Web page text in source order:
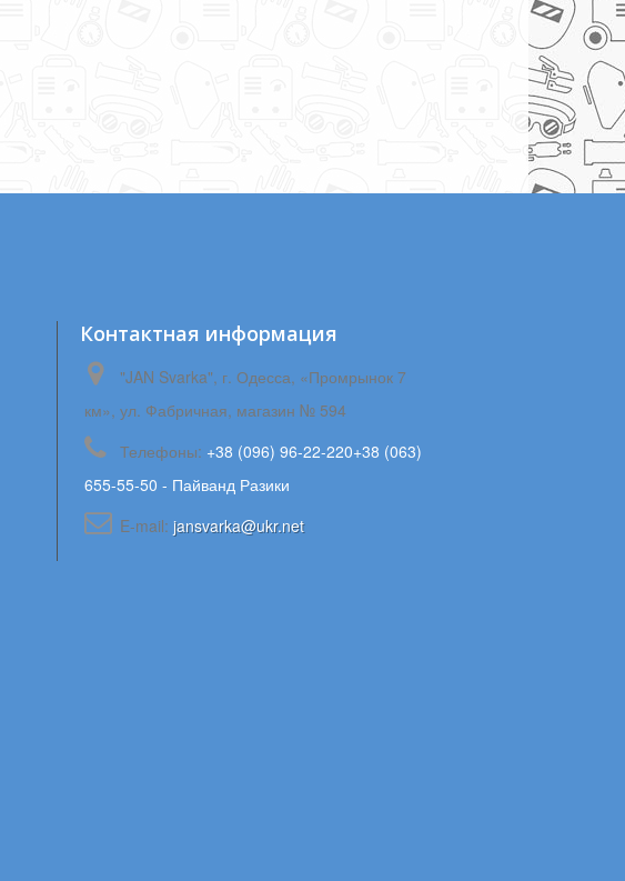
Контактная информация
"JAN Svarka", г. Одесса, «Промрынок 7
км», ул. Фабричная, магазин № 594
Телефоны: +38 (096) 96-22-220+38 (063)
655-55-50 - Пайванд Разики
E-mail: jansvarka@ukr.net